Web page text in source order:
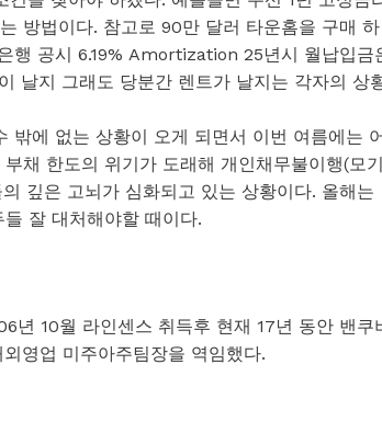
방법이다. 참고로 90만 달러 타운홈을 구매 하
행 공시 6.19% Amortization 25년시 월납입금
날지 그래도 당분간 렌트가 날지는 각자의 상
밖에 없는 상황이 오게 되면서 이번 여름에는
채 한도의 위기가 도래해 개인채무불이행(모기
깊은 고뇌가 심화되고 있는 상황이다. 올해는
잘 대처해야할 때이다.
년 10월 라인센스 취득후 현재 17년 동안 밴쿠
영업 미주아주팀장을 역임했다.